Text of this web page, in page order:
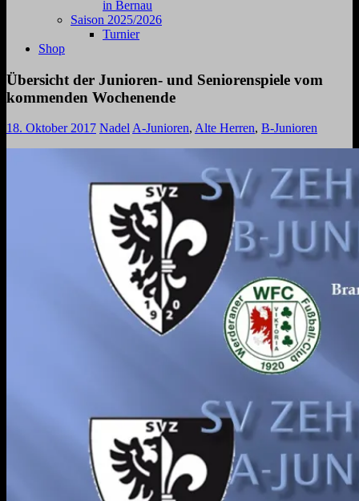
in Bernau
Saison 2025/2026
Turnier
Shop
Übersicht der Junioren- und Seniorenspiele vom
kommenden Wochenende
18. Oktober 2017 NadelA-Junioren, Alte Herren, B-Junioren